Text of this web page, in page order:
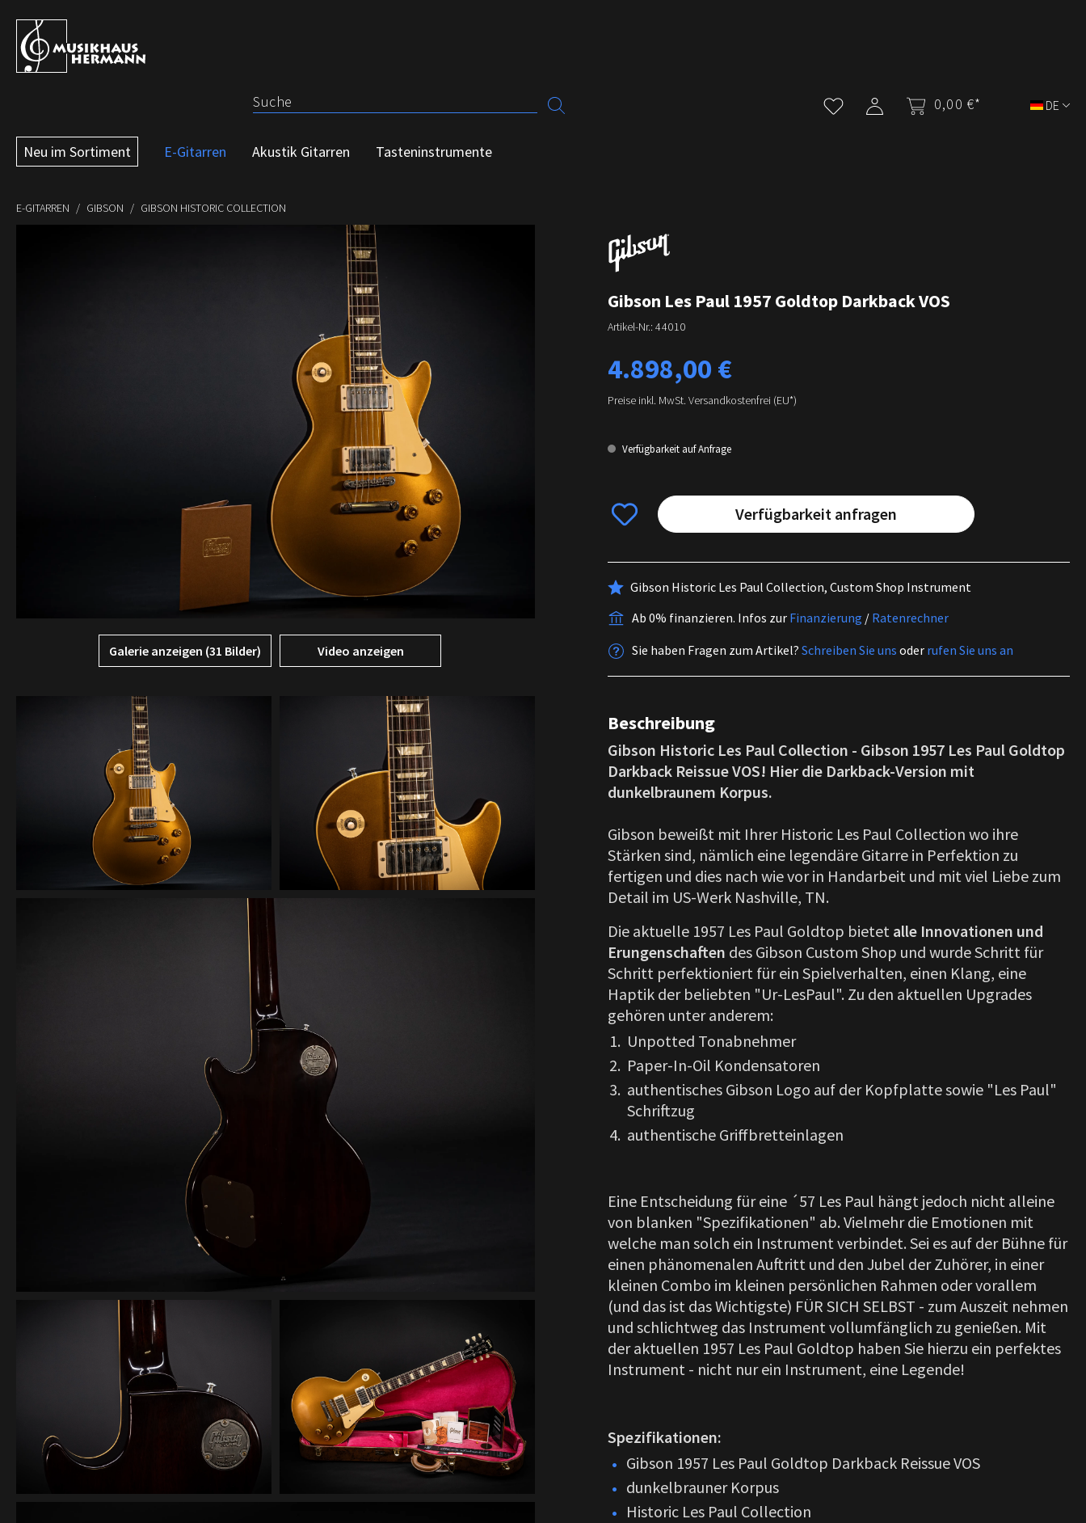
Hauptinhalt springen
Zur Suche springen
Zur Hauptnavigation springen
0,00 €* DE
Neu im Sortiment E-Gitarren Akustik Gitarren Tasteninstrumente
E-GITARREN GIBSON GIBSON HISTORIC COLLECTION
Galerie anzeigen (31 Bilder) Video anzeigen
Gibson Les Paul 1957 Goldtop Darkback VOS
Artikel-Nr.: 44010
Regulärer Preis:
4.898,00 €
Preise inkl. MwSt. Versandkostenfrei (EU*)
Verfügbarkeit auf Anfrage
Verfügbarkeit anfragen
Gibson Historic Les Paul Collection, Custom Shop Instrument
Ab 0% finanzieren. Infos zur Finanzierung / Ratenrechner
Sie haben Fragen zum Artikel? Schreiben Sie uns oder rufen Sie uns an
Beschreibung
Gibson Historic Les Paul Collection - Gibson 1957 Les Paul Goldtop
Darkback Reissue VOS! Hier die Darkback-Version mit
dunkelbraunem Korpus.
Gibson beweißt mit Ihrer Historic Les Paul Collection wo ihre
Stärken sind, nämlich eine legendäre Gitarre in Perfektion zu
fertigen und dies nach wie vor in Handarbeit und mit viel Liebe zum
Detail im US-Werk Nashville, TN.
Die aktuelle 1957 Les Paul Goldtop bietet alle Innovationen und
Erungenschaften des Gibson Custom Shop und wurde Schritt für
Schritt perfektioniert für ein Spielverhalten, einen Klang, eine
Haptik der beliebten "Ur-LesPaul". Zu den aktuellen Upgrades
gehören unter anderem:
Unpotted Tonabnehmer
Paper-In-Oil Kondensatoren
authentisches Gibson Logo auf der Kopfplatte sowie "Les Paul"
Schriftzug
authentische Griffbretteinlagen
Eine Entscheidung für eine ´57 Les Paul hängt jedoch nicht alleine
von blanken "Spezifikationen" ab. Vielmehr die Emotionen mit
welche man solch ein Instrument verbindet. Sei es auf der Bühne für
einen phänomenalen Auftritt und den Jubel der Zuhörer, in einer
kleinen Combo im kleinen persönlichen Rahmen oder vorallem
(und das ist das Wichtigste) FÜR SICH SELBST - zum Auszeit nehmen
und schlichtweg das Instrument vollumfänglich zu genießen. Mit
der aktuellen 1957 Les Paul Goldtop haben Sie hierzu ein perfektes
Instrument - nicht nur ein Instrument, eine Legende!
Spezifikationen:
Gibson 1957 Les Paul Goldtop Darkback Reissue VOS
dunkelbrauner Korpus
Historic Les Paul Collection